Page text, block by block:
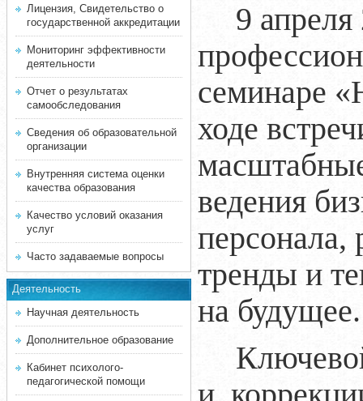
Лицензия, Свидетельство о
государственной аккредитации
Мониторинг эффективности
деятельности
Отчет о результатах
самообследования
Сведения об образовательной
организации
Внутренняя система оценки
качества образования
Качество условий оказания
услуг
Часто задаваемые вопросы
Деятельность
Научная деятельность
Дополнительное образование
Кабинет психолого-
педагогической помощи
9 апреля
семинаре
ходе
ведения
персонала,
тренды и
на